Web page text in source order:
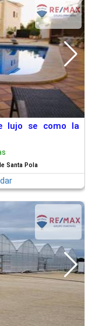
lujo se como la
Santa Pola